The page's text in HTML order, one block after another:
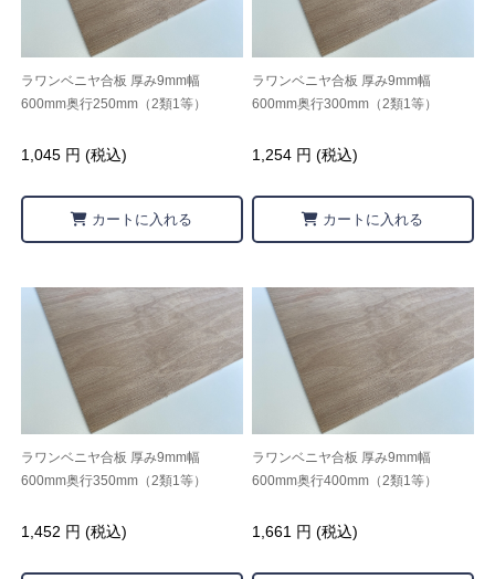
ラワンベニヤ合板 厚み9mm幅
600mm奥行250mm（2類1等）
1,045 円 (税込)
カートに入れる
ラワンベニヤ合板 厚み9mm幅
600mm奥行300mm（2類1等）
1,254 円 (税込)
カートに入れる
ラワンベニヤ合板 厚み9mm幅
600mm奥行350mm（2類1等）
1,452 円 (税込)
ラワンベニヤ合板 厚み9mm幅
600mm奥行400mm（2類1等）
1,661 円 (税込)